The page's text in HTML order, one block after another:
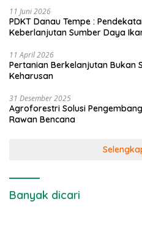
11 Juni 2026
PDKT Danau Tempe :
Keberlanjutan Sumber Daya
11 April 2026
Pertanian Berkelanjutan Bukan
Keharusan
31 Desember 2025
Agroforestri Solusi
Rawan Bencana
Banyak dicari